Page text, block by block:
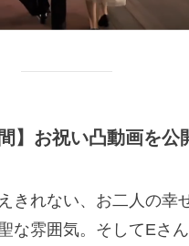
】お祝い凸動画を公
きれない、お二人の幸
な雰囲気。そしてEさ